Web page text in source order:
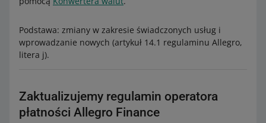
Podstawa: zmiany w zakresie świadczonych usług i
wprowadzanie nowych (artykuł 14.1 regulaminu Allegro,
litera j).
Zaktualizujemy regulamin operatora
płatności Allegro Finance